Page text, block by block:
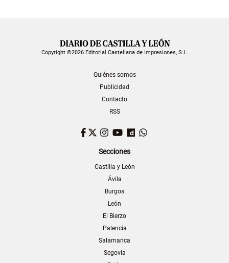
Copyright ©2026 Editorial Castellana de Impresiones, S.L.
Quiénes somos
Publicidad
Contacto
RSS
Facebook
TwitterInstagram
YouTubeDailymotion
Secciones
Castilla y León
Ávila
Burgos
León
El Bierzo
Palencia
Salamanca
Segovia